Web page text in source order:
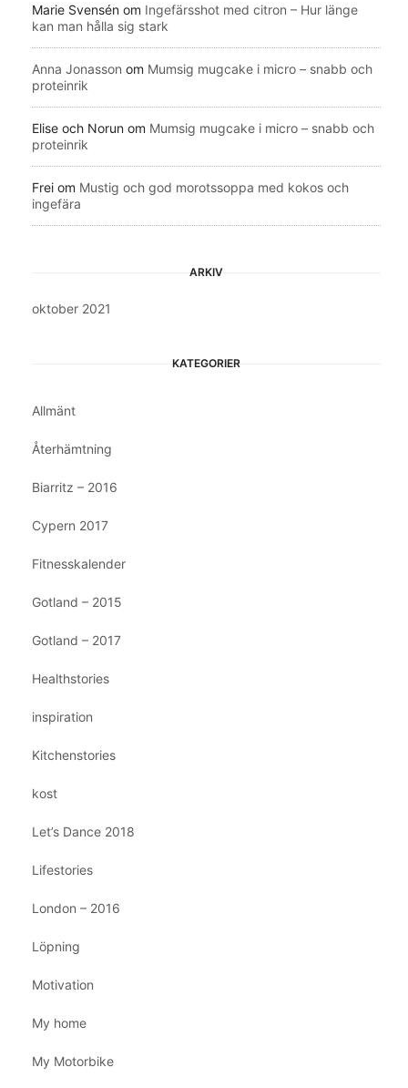
Marie Svensén om Ingefärsshot med citron – Hur länge
kan man hålla sig stark
Anna Jonasson om Mumsig mugcake i micro – snabb och
proteinrik
Elise och Norun om Mumsig mugcake i micro – snabb och
proteinrik
Frei om Mustig och god morotssoppa med kokos och
ingefära
ARKIV
oktober 2021
KATEGORIER
Allmänt
Återhämtning
Biarritz – 2016
Cypern 2017
Fitnesskalender
Gotland – 2015
Gotland – 2017
Healthstories
inspiration
Kitchenstories
kost
Let’s Dance 2018
Lifestories
London – 2016
Löpning
Motivation
My home
My Motorbike